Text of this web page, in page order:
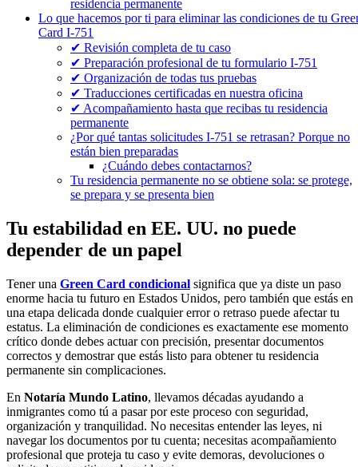
residencia permanente
Lo que hacemos por ti para eliminar las condiciones de tu
Card I-751
✔ Revisión completa de tu caso
✔ Preparación profesional de tu formulario I-751
✔ Organización de todas tus pruebas
✔ Traducciones certificadas en nuestra oficina
✔ Acompañamiento hasta que recibas tu residencia
permanente
¿Por qué tantas solicitudes I-751 se retrasan? Porque no
están bien preparadas
¿Cuándo debes contactarnos?
Tu residencia permanente no se obtiene sola: se protege,
se prepara y se presenta bien
Tu estabilidad en EE. UU. no puede
depender de un papel
Tener una Green Card condicional significa que ya diste un paso
enorme hacia tu futuro en Estados Unidos, pero también que estás en
una etapa delicada donde cualquier error o retraso puede afectar tu
estatus. La eliminación de condiciones es exactamente ese momento
crítico donde debes actuar con precisión, presentar documentos
correctos y demostrar que estás listo para obtener tu residencia
permanente sin complicaciones.
En Notaría Mundo Latino, llevamos décadas ayudando a
inmigrantes como tú a pasar por este proceso con seguridad,
organización y tranquilidad. No necesitas entender las leyes, ni
navegar los documentos por tu cuenta; necesitas acompañamiento
profesional que proteja tu caso y evite demoras, devoluciones o